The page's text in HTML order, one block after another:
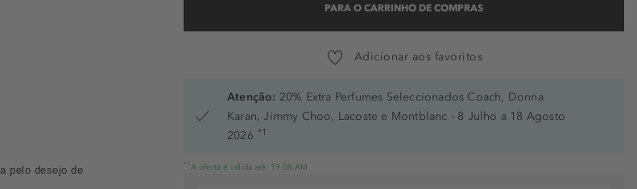
PARA O CARRINHO DE COMPRAS
Adicionar aos favoritos
Atenção: 20% Extra Perfumes Seleccionados Coach, Donna
Karan, Jimmy Choo, Lacoste e Montblanc - 8 Julho a 18 Agosto
2026 *1
*1 A oferta é válida até: 19.08.AM
pelo desejo de